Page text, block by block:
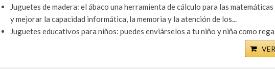
Juguetes de madera: el ábaco una herramienta de cálculo para las
y mejorar la capacidad informática, la memoria y la atención de los...
Juguetes educativos para niños: puedes enviárselos a tu niño y niña como